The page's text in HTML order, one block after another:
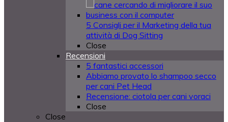
5 Consigli per il Marketing della tua
attività di Dog Sitting
Close
Recensioni
5 fantastici accessori
Abbiamo provato lo shampoo secco
per cani Pet Head
Recensione: ciotola per cani voraci
Close
Close